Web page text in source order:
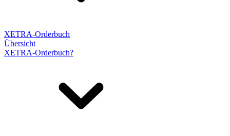
XETRA-Orderbuch
Übersicht
XETRA-Orderbuch?